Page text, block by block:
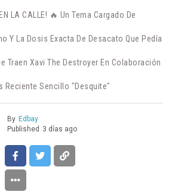
EN LA CALLE! 🔥 Un Tema Cargado De
Y La Dosis Exacta De Desacato Que Pedía
Traen Xavi The Destroyer En Colaboración
Reciente Sencillo "Desquite"
By Edbay
Published 3 días ago